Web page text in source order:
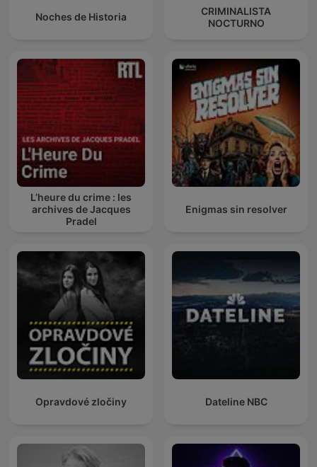
Noches de Historia
CRIMINALISTA
NOCTURNO
L’heure du crime : les
archives de Jacques
Pradel
Enigmas sin resolver
Opravdové zločiny Dateline NBC